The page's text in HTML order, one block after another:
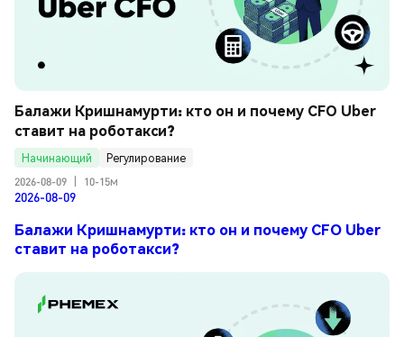
Балажи Кришнамурти: кто он и почему CFO Uber
ставит на роботакси?
Начинающий
Регулирование
2026-08-09
10-15м
2026-08-09
Балажи Кришнамурти: кто он и почему CFO Uber
ставит на роботакси?